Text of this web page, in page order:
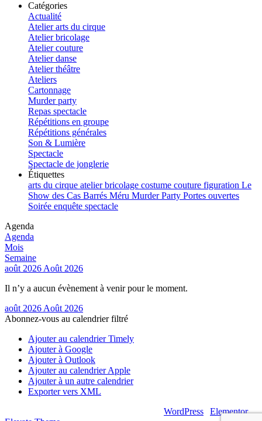
Catégories
Actualité
Atelier arts du cirque
Atelier bricolage
Atelier couture
Atelier danse
Atelier théâtre
Ateliers
Cartonnage
Murder party
Repas spectacle
Répétitions en groupe
Répétitions générales
Son & Lumière
Spectacle
Spectacle de jonglerie
Étiquettes
arts du cirque atelierbricolage costume couture figuration Le
Show des Cas Barrés Méru Murder Party Portes ouvertes
Soirée enquête spectacle
Agenda
Agenda
Mois
Semaine
août 2026 Août 2026
Il n’y a aucun évènement à venir pour le moment.
août 2026 Août 2026
Abonnez-vous au calendrier filtré
Ajouter au calendrier Timely
Ajouter à Google
Ajouter à Outlook
Ajouter au calendrier Apple
Ajouter à un autre calendrier
Exporter vers XML
WordPress Elementor|